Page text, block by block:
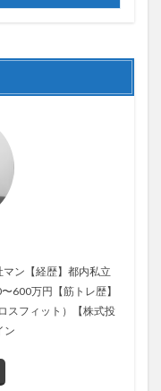
ン【経歴】都内私立
600万円【筋トレ歴】
スフィット）【株式投
ン